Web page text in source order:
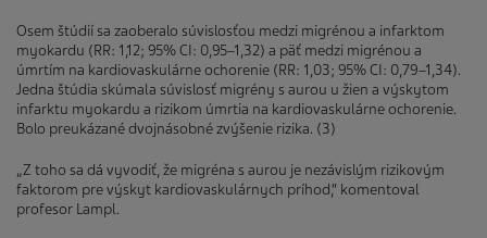
Osem štúdií sa zaoberalo súvislosťou medzi migrénou a infarktom
myokardu (RR: 1,12; 95% CI: 0,95–1,32) a päť medzi migrénou a
úmrtím na kardiovaskulárne ochorenie (RR: 1,03; 95% CI: 0,79–1,34).
Jedna štúdia skúmala súvislosť migrény s aurou u žien a výskytom
infarktu myokardu a rizikom úmrtia na kardiovaskulárne ochorenie.
Bolo preukázané dvojnásobné zvýšenie rizika. (3)
„Z toho sa dá vyvodiť, že migréna s aurou je nezávislým rizikovým
faktorom pre výskyt kardiovaskulárnych príhod,“ komentoval
profesor Lampl.